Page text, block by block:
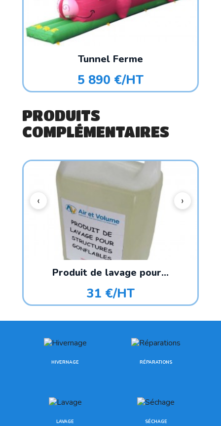
Tunnel Ferme
5 890 €/HT
PRODUITS
COMPLÉMENTAIRES
Produit de lavage pour...
31 €/HT
HIVERNAGE RÉPARATIONS
LAVAGE SÉCHAGE